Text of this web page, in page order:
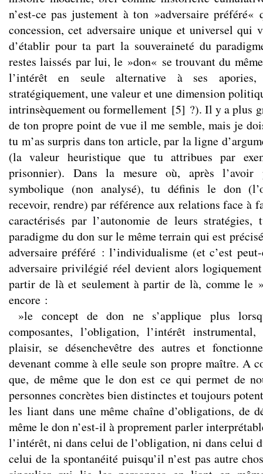
n’est-ce pas justement à ton »adversaire
concession, cet adversaire unique et universel qui
d’établir pour ta part la souveraineté du
restes laissés par lui, le »don« se trouvant du
l’intérêt en seule alternative à ses
stratégiquement, une valeur et une dimension
intrinsèquement ou formellement [5] ?). Il y a plus
de ton propre point de vue il me semble, mais je
tu m’as surpris dans ton article, par la ligne
(la valeur heuristique que tu attribues par
prisonnier). Dans la mesure où, après l’avoir
symbolique (non analysé), tu définis le don
recevoir, rendre) par référence aux relations face à
caractérisés par l’autonomie de leurs stratégies,
paradigme du don sur le même terrain qui est
adversaire préféré : l’individualisme (et c’est
adversaire privilégié réel devient alors
partir de là et seulement à partir de là, comme le
encore :
»le concept de don ne s’applique plus
composantes, l’obligation, l’intérêt
plaisir, se désenchevêtre des autres et
devenant comme à elle seule son propre maître. A
que, de même que le don est ce qui permet de
personnes concrètes bien distinctes et toujours
les liant dans une même chaîne d’obligations, de
même le don n’est-il à proprement parler
l’intérêt, ni dans celui de l’obligation, ni dans celui
celui de la spontanéité puisqu’il n’est pas autre